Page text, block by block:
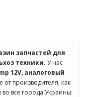
запчастей для
техники. У нас
12V, аналоговый
от производителя, как
все города Украины: